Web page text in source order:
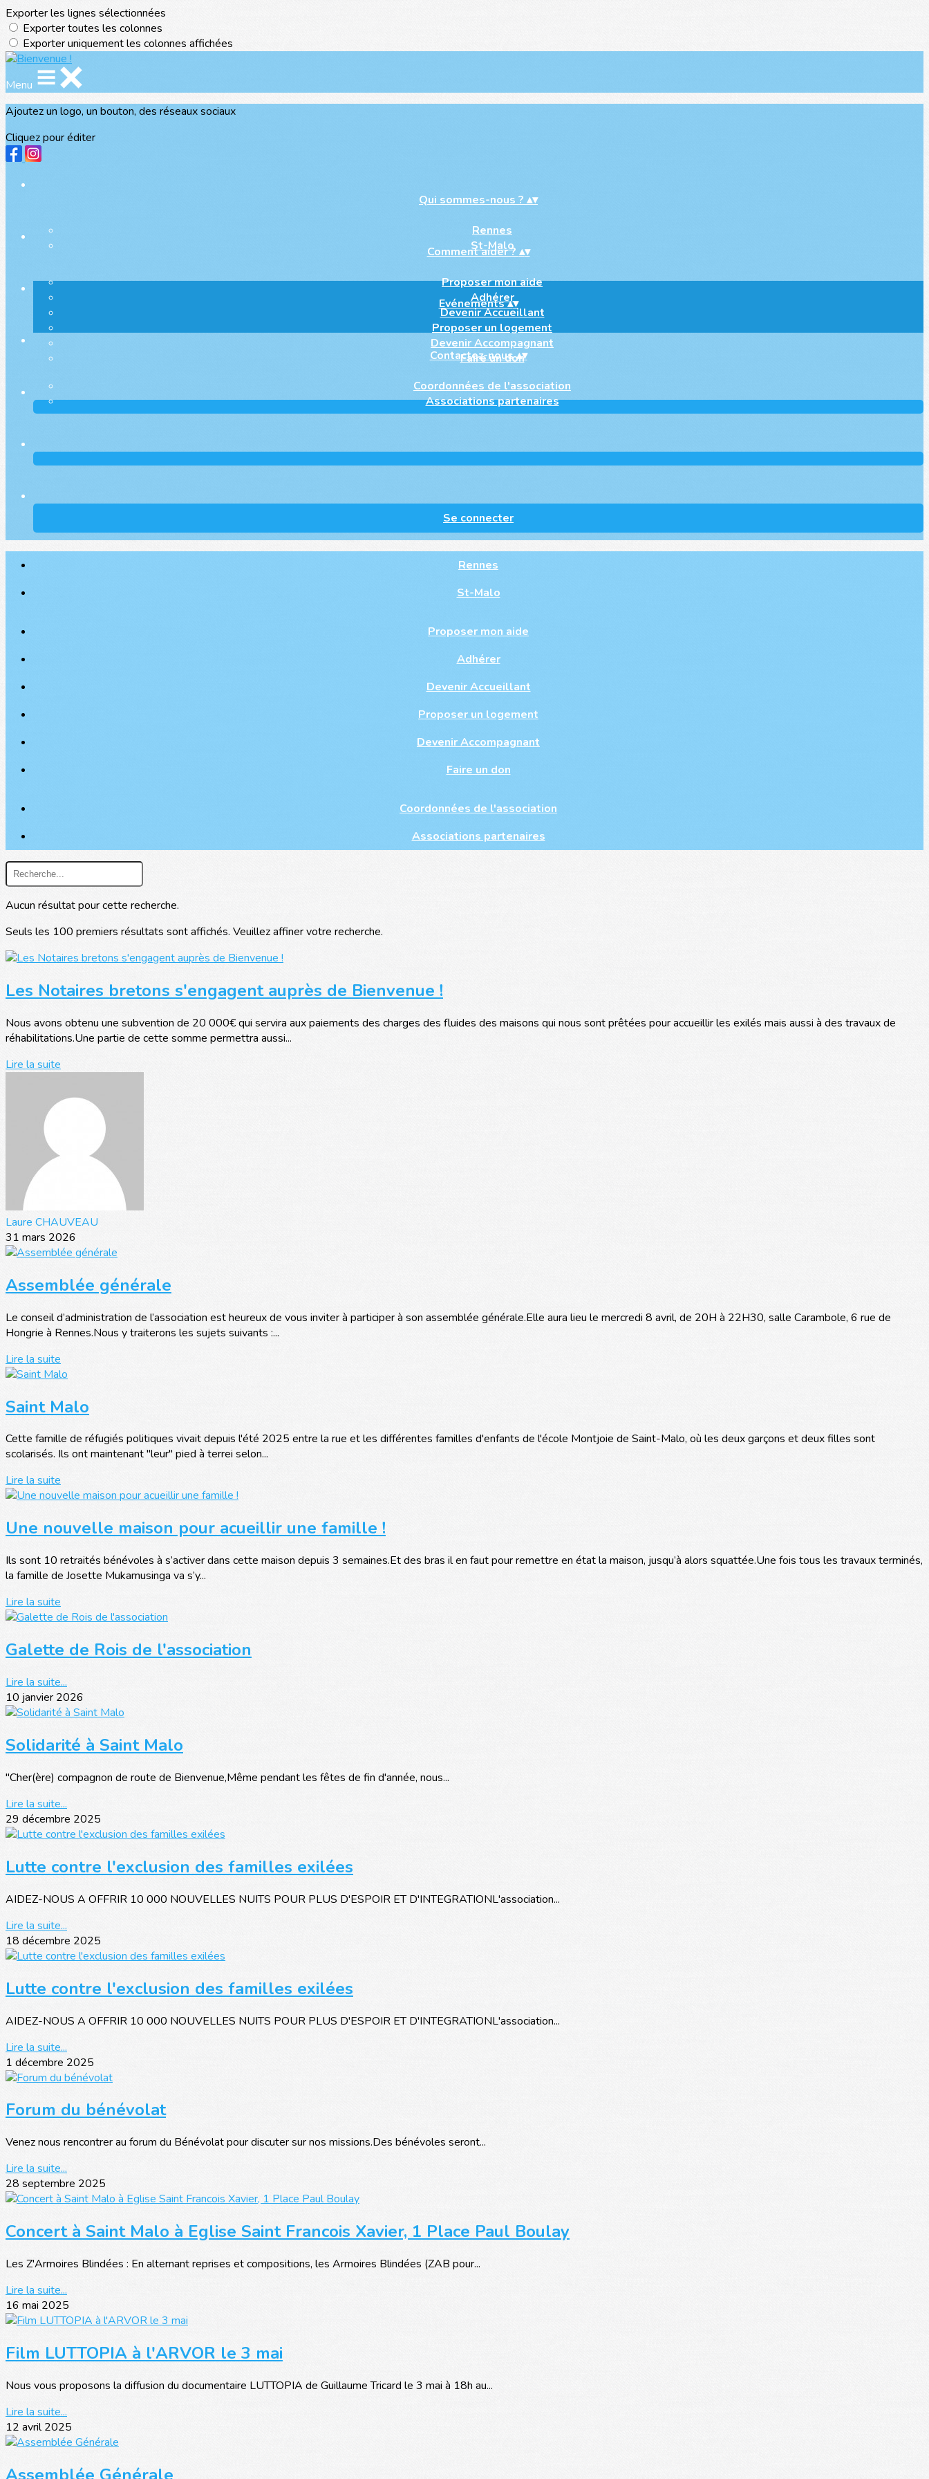
Exporter les lignes sélectionnées
Exporter toutes les colonnes
Exporter uniquement les colonnes affichées
Menu
Ajoutez un logo, un bouton, des réseaux sociaux
Cliquez pour éditer
Qui sommes-nous ? ▴▾
Rennes
St-Malo
Comment aider ? ▴▾
Proposer mon aide
Adhérer
Devenir Accueillant
Proposer un logement
Devenir Accompagnant
Faire un don
Evénements▴▾
Contactez-nous▴▾
Coordonnées de l'association
Associations partenaires
Se connecter
Rennes
St-Malo
Proposer mon aide
Adhérer
Devenir Accueillant
Proposer un logement
Devenir Accompagnant
Faire un don
Coordonnées de l'association
Associations partenaires
Aucun résultat pour cette recherche.
Seuls les 100 premiers résultats sont affichés. Veuillez affiner votre recherche.
Les Notaires bretons s'engagent auprès de Bienvenue !
Nous avons obtenu une subvention de 20 000€ qui servira aux paiements des charges des fluides des maisons qui nous sont prêtées pour accueillir les exilés mais aussi à des travaux de
réhabilitations.Une partie de cette somme permettra aussi...
Lire la suite
Laure CHAUVEAU
31 mars 2026
Assemblée générale
Le conseil d’administration de l’association est heureux de vous inviter à participer à son assemblée générale.Elle aura lieu le mercredi 8 avril, de 20H à 22H30, salle Carambole, 6 rue de
Hongrie à Rennes.Nous y traiterons les sujets suivants :...
Lire la suite
Saint Malo
Cette famille de réfugiés politiques vivait depuis l'été 2025 entre la rue et les différentes familles d'enfants de l'école Montjoie de Saint-Malo, où les deux garçons et deux filles sont
scolarisés. Ils ont maintenant "leur" pied à terrei selon...
Lire la suite
Une nouvelle maison pour acueillir une famille !
Ils sont 10 retraités bénévoles à s’activer dans cette maison depuis 3 semaines.Et des bras il en faut pour remettre en état la maison, jusqu’à alors squattée.Une fois tous les travaux terminés,
la famille de Josette Mukamusinga va s’y...
Lire la suite
Galette de Rois de l'association
Lire la suite...
10 janvier 2026
Solidarité à Saint Malo
"Cher(ère) compagnon de route de Bienvenue,Même pendant les fêtes de fin d'année, nous...
Lire la suite...
29 décembre 2025
Lutte contre l'exclusion des familles exilées
AIDEZ-NOUS A OFFRIR 10 000 NOUVELLES NUITS POUR PLUS D'ESPOIR ET D'INTEGRATIONL'association...
Lire la suite...
18 décembre 2025
Lutte contre l'exclusion des familles exilées
AIDEZ-NOUS A OFFRIR 10 000 NOUVELLES NUITS POUR PLUS D'ESPOIR ET D'INTEGRATIONL'association...
Lire la suite...
1 décembre 2025
Forum du bénévolat
Venez nous rencontrer au forum du Bénévolat pour discuter sur nos missions.Des bénévoles seront...
Lire la suite...
28 septembre 2025
Concert à Saint Malo à Eglise Saint Francois Xavier, 1 Place Paul Boulay
Les Z'Armoires Blindées : En alternant reprises et compositions, les Armoires Blindées (ZAB pour...
Lire la suite...
16 mai 2025
Film LUTTOPIA à l'ARVOR le 3 mai
Nous vous proposons la diffusion du documentaire LUTTOPIA de Guillaume Tricard le 3 mai à 18h au...
Lire la suite...
12 avril 2025